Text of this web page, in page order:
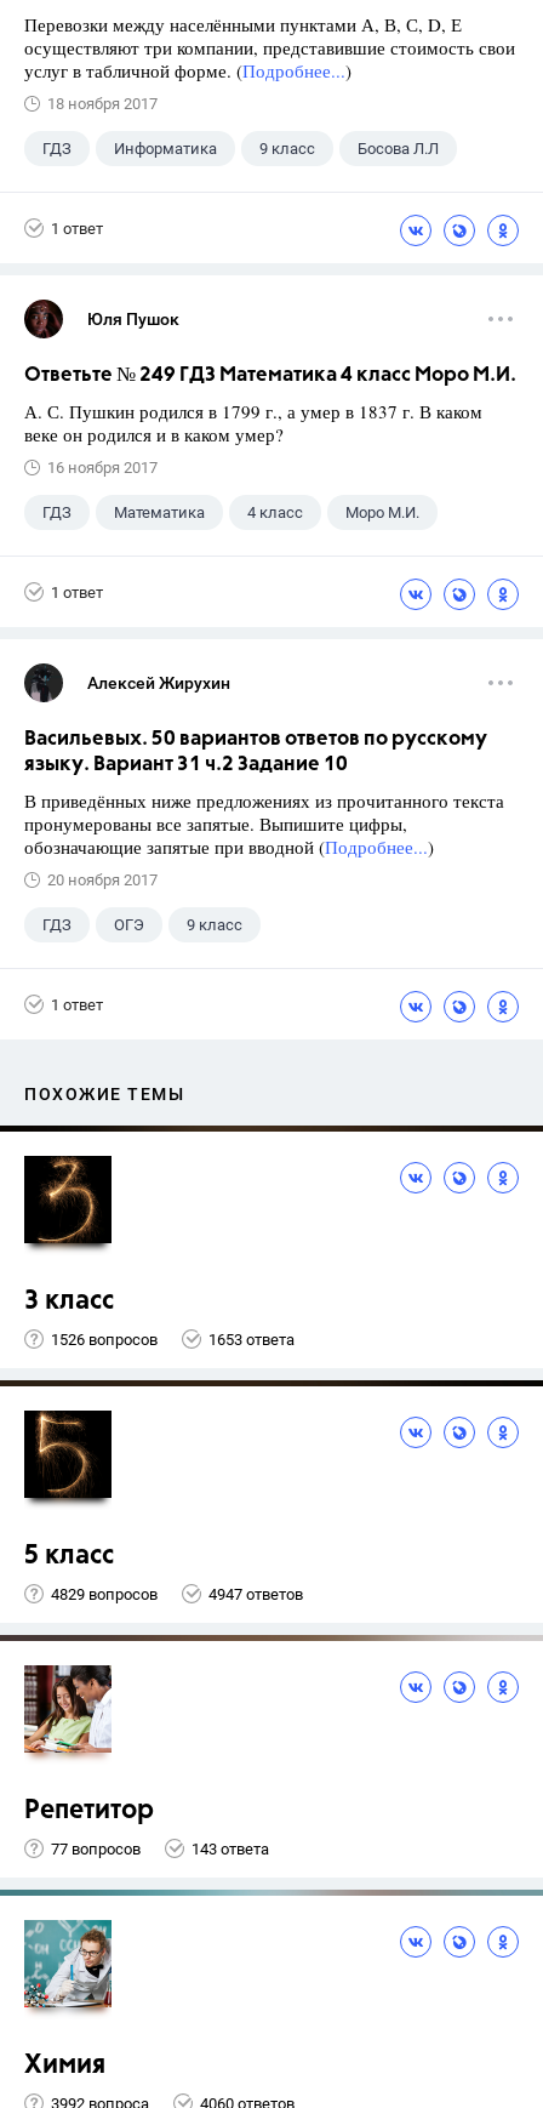
Перевозки между населёнными пунктами А, В, С, D, Е
осуществляют три компании, представившие стоимость свои
услуг в табличной форме. (Подробнее...)
18 ноября 2017
ГДЗ Информатика 9 класс Босова Л.Л
1 ответ
Юля Пушок
Ответьте № 249 ГДЗ Математика 4 класс Моро М.И.
А. С. Пушкин родился в 1799 г., а умер в 1837 г. В каком
веке он родился и в каком умер?
16 ноября 2017
ГДЗ Математика 4 класс Моро М.И.
1 ответ
Алексей Жирухин
Васильевых. 50 вариантов ответов по русскому
языку. Вариант 31 ч.2 Задание 10
В приведённых ниже предложениях из прочитанного текста
пронумерованы все запятые. Выпишите цифры,
обозначающие запятые при вводной (Подробнее...)
20 ноября 2017
ГДЗ ОГЭ 9 класс
1 ответ
ПОХОЖИЕ ТЕМЫ
3 класс
1526 вопросов 1653 ответа
5 класс
4829 вопросов 4947 ответов
Репетитор
77 вопросов 143 ответа
Химия
3992 вопроса 4060 ответов